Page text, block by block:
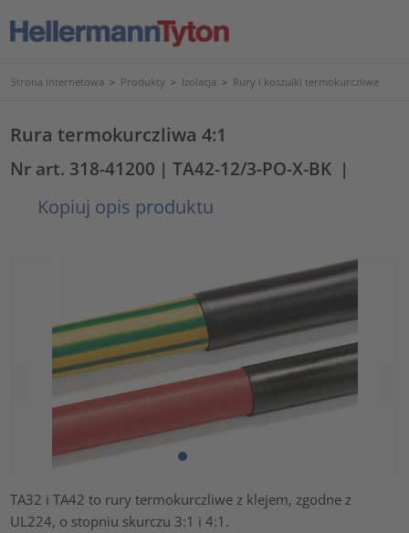
Strona internetowa > Produkty > Izolacja > Rury i koszulki termokurczliwe
Rura termokurczliwa 4:1
Nr art. 318-41200 | TA42-12/3-PO-X-BK |
Kopiuj opis produktu
TA32 i TA42 to rury termokurczliwe z klejem, zgodne z
UL224, o stopniu skurczu 3:1 i 4:1.